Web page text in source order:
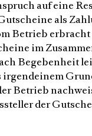
auf eine
als
im
Begebenheit
Betrieb
der